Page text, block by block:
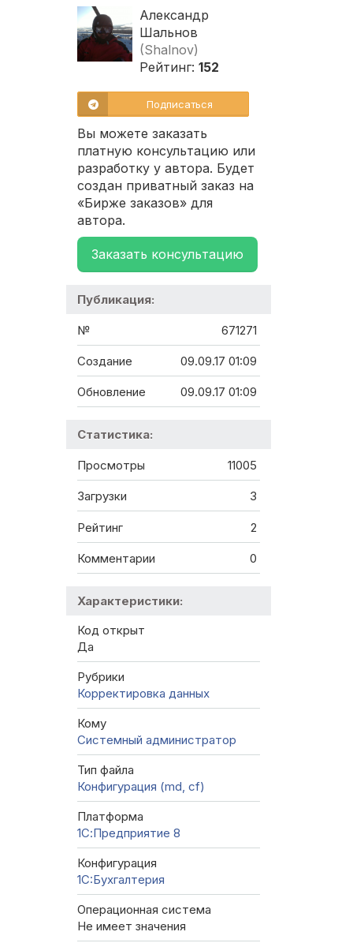
Александр
Шальнов
(Shalnov)
Рейтинг: 152
Подписаться
Вы можете заказать
платную консультацию или
разработку у автора. Будет
создан приватный заказ на
«Бирже заказов» для
автора.
Заказать консультацию
Публикация:
№ 671271
Создание 09.09.17 01:09
Обновление 09.09.17 01:09
Статистика:
Просмотры 11005
Загрузки 3
Рейтинг 2
Комментарии 0
Характеристики:
Код открыт
Да
Рубрики
Корректировка данных
Кому
Системный администратор
Тип файла
Конфигурация (md, cf)
Платформа
1С:Предприятие 8
Конфигурация
1C:Бухгалтерия
Операционная система
Не имеет значения